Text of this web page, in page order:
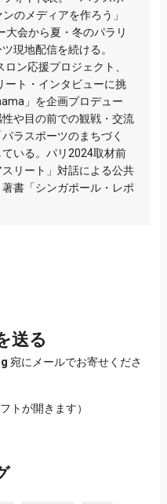
のメディアを作ろう」
大会から夏・冬のパラリ
現地配信を続ける。
ン応援プロジェクト、
ート・インタビューに挑
」を企画プロデュー
や目の前での観戦・交流
ラスポーツのまちづく
いる。パリ2024取材前
リート」対話による公共
書「シンガポール・レポ
送る
宛にメールでお寄せくださ
トが開きます）